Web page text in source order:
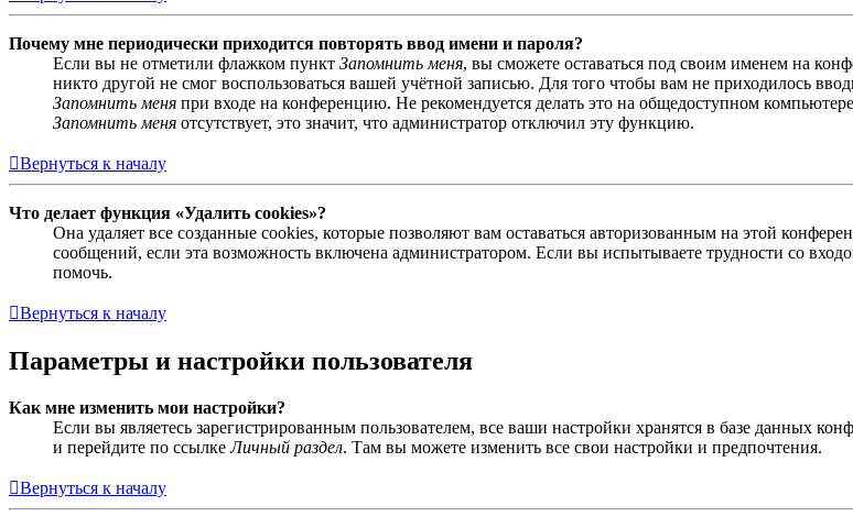
Почему мне периодически приходится повторять ввод имени и пароля?
Если вы не отметили флажком пункт Запомнить меня, вы сможете оставаться под своим именем на
никто другой не смог воспользоваться вашей учётной записью. Для того чтобы вам не приходилось
Запомнить меня при входе на конференцию. Не рекомендуется делать это на общедоступном
Запомнить меня отсутствует, это значит, что администратор отключил эту функцию.
Вернуться к началу
Что делает функция «Удалить cookies»?
Она удаляет все созданные cookies, которые позволяют вам оставаться авторизованным на этой
сообщений, если эта возможность включена администратором. Если вы испытываете трудности со
помочь.
Вернуться к началу
Параметры и настройки пользователя
Как мне изменить мои настройки?
Если вы являетесь зарегистрированным пользователем, все ваши настройки хранятся в базе данных
и перейдите по ссылкеЛичный раздел. Там вы можете изменить все свои настройки и предпочтения.
Вернуться к началу